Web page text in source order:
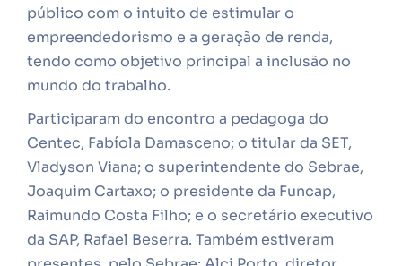
público com o intuito de estimular o
empreendedorismo e a geração de renda,
tendo como objetivo principal a inclusão no
mundo do trabalho.
Participaram do encontro a pedagoga do
Centec, Fabíola Damasceno; o titular da SET,
Vladyson Viana; o superintendente do Sebrae,
Joaquim Cartaxo; o presidente da Funcap,
Raimundo Costa Filho; e o secretário executivo
da SAP, Rafael Beserra. Também estiveram